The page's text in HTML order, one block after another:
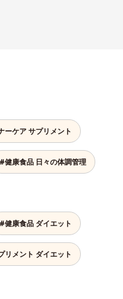
ーケア サプリメント
#健康食品 日々の体調管理
#健康食品 ダイエット
リメント ダイエット